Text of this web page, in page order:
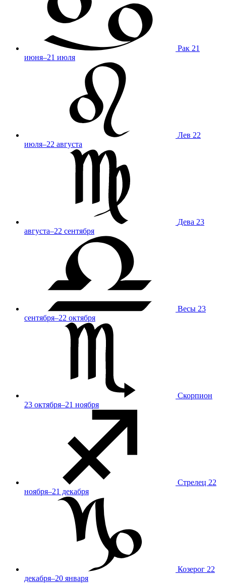
Рак 21
июня–21 июля
Лев 22
июля–22 августа
Дева 23
августа–22 сентября
Весы 23
сентября–22 октября
Скорпион
23 октября–21 ноября
Стрелец 22
ноября–21 декабря
Козерог 22
декабря–20 января